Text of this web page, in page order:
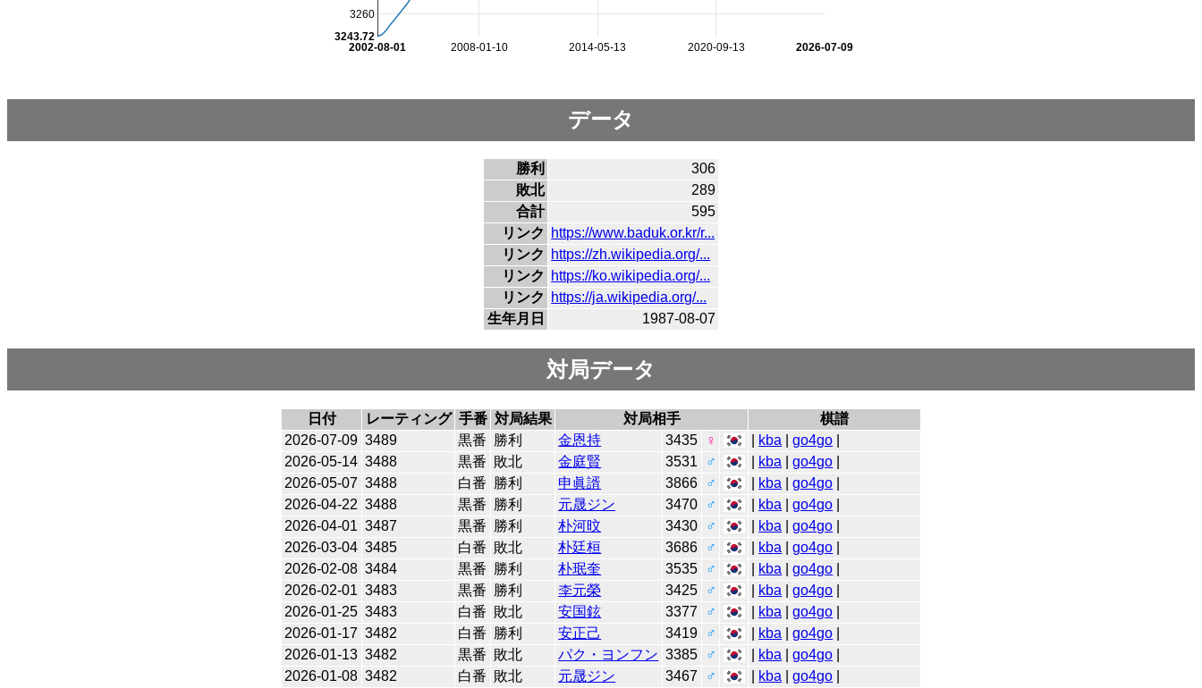
2008-01-10 2014-05-13 2020-09-13
2002-08-01 2026-07-09
3260
3243.72
データ
勝利
306
敗北
289
合計
595
リンク
https://www.baduk.or.kr/r...
リンク
https://zh.wikipedia.org/...
リンク
https://ko.wikipedia.org/...
リンク
https://ja.wikipedia.org/...
生年月日
1987-08-07
対局データ
日付 レーティング 手番 対局結果 対局相手
棋譜
2026-07-09 3489 黒番 勝利 金恩持 3435 ♀ kba |go4go
2026-05-14 3488 黒番 敗北 金庭賢 3531 ♂ kba |go4go
2026-05-07 3488 白番 勝利 申眞諝 3866 ♂ kba |go4go
2026-04-22 3488 黒番 勝利 元晟ジン 3470 ♂ kba |go4go
2026-04-01 3487 黒番 勝利 朴河旼 3430 ♂ kba |go4go
2026-03-04 3485 白番 敗北 朴廷桓 3686 ♂ kba |go4go
2026-02-08 3484 黒番 勝利 朴珉奎 3535 ♂ kba |go4go
2026-02-01 3483 黒番 勝利 李元榮 3425 ♂ kba |go4go
2026-01-25 3483 白番 敗北 安国鉉 3377 ♂ kba |go4go
2026-01-17 3482 白番 勝利 安正己 3419 ♂ kba |go4go
2026-01-13 3482 黒番 敗北 パク・ヨンフン 3385 ♂ kba |go4go
2026-01-08 3482 白番 敗北 元晟ジン 3467 ♂ kba |go4go